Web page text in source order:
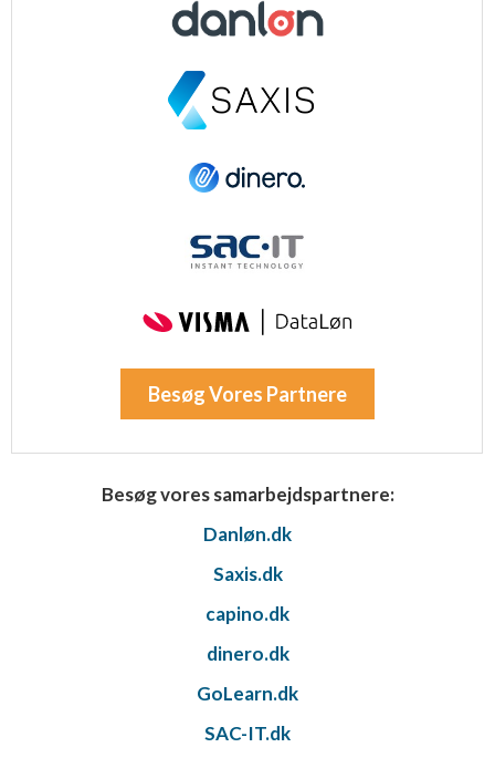
Besøg Vores Partnere
Besøg vores samarbejdspartnere:
Danløn.dk
Saxis.dk
capino.dk
dinero.dk
GoLearn.dk
SAC-IT.dk